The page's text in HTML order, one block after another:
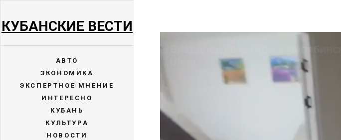
КУБАНСКИЕ ВЕСТИ
АВТО
ЭКОНОМИКА
ЭКСПЕРТНОЕ МНЕНИЕ
ИНТЕРЕСНО
КУБАНЬ
КУЛЬТУРА
НОВОСТИ